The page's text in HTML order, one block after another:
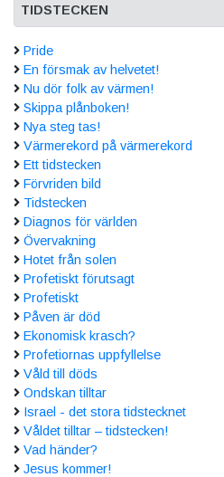
TIDSTECKEN
Pride
En försmak av helvetet!
Nu dör folk av värmen!
Skippa plånboken!
Nya steg tas!
Värmerekord på värmerekord
Ett tidstecken
Förvriden bild
Tidstecken
Diagnos för världen
Övervakning
Hotet från solen
Profetiskt förutsagt
Profetiskt
Påven är död
Ekonomisk krasch?
Profetiornas uppfyllelse
Våld till döds
Ondskan tilltar
Israel - det stora tidstecknet
Våldet tilltar – tidstecken!
Vad händer?
Jesus kommer!